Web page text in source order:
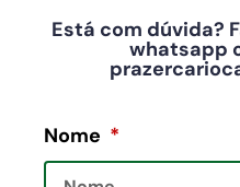
Está com dúvida?
whatsapp
Nome